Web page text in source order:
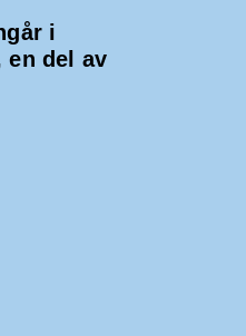
i
en del av